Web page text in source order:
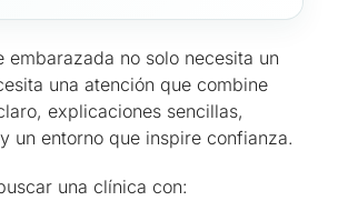
embarazada no solo necesita un
una atención que combine
explicaciones sencillas,
un entorno que inspire confianza.
una clínica con: